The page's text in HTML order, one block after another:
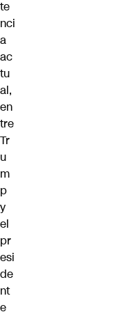
te
nci
a
ac
tu
al,
en
tre
Tr
u
m
p
y
el
pr
esi
de
nt
e